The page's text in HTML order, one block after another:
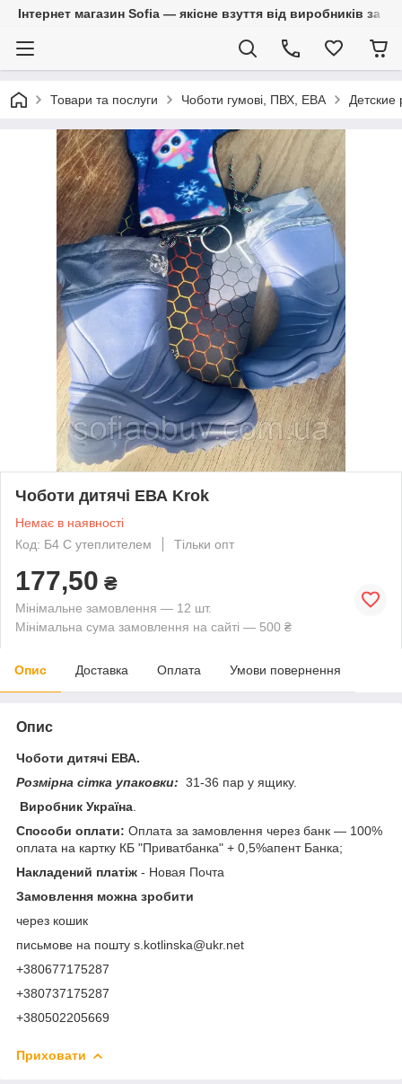
Інтернет магазин Sofia — якісне взуття від виробників за
Товари та послуги Чоботи гумові, ПВХ, ЕВА Детские
Чоботи дитячі ЕВА Krok
Немає в наявності
Код: Б4 С утеплителем
Тільки опт
177,50 ₴
Мінімальне замовлення — 12 шт.
Мінімальна сума замовлення на сайті — 500 ₴
Опис Доставка Оплата Умови повернення
Опис
Чоботи дитячі ЕВА.
Розмірна сітка упаковки: 31-36 пар у ящику.
Виробник Україна
Способи оплати: Оплата за замовлення через банк — 100%
оплата на картку КБ "Приватбанка" + 0,5%апент Банка;
Накладений платіж - Новая Почта
Замовлення можна зробити
через кошик
письмове на пошту s.kotlinska@ukr.net
+380677175287
+380737175287
+380502205669
Приховати